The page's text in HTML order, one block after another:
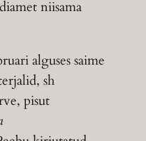
niisama
alguses saime
sh
pisut